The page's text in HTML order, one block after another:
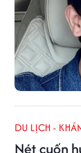
DU LỊCH -
Nét cuốn